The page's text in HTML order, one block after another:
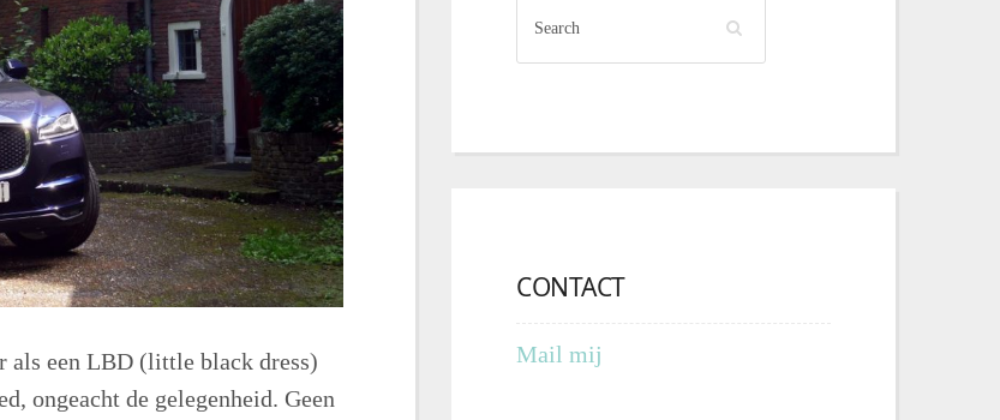
als een LBD (little black dress)
ongeacht de gelegenheid. Geen
CONTACT
Mail mij